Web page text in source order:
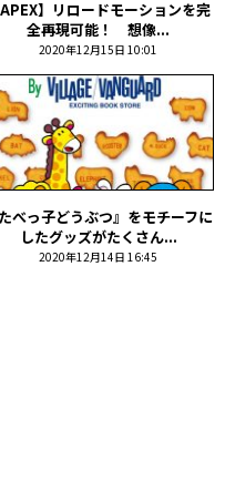
APEX】リロードモーションを完
全再現可能！ 想像...
2020年12月15日 10:01
たべっ子どうぶつ』をモチーフに
したグッズがたくさん...
2020年12月14日 16:45